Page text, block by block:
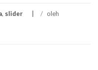
, slider / oleh